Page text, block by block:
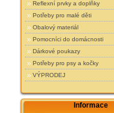
Reflexní prvky a doplňky
Potřeby pro malé děti
Obalový materiál
Pomocníci do domácnosti
Dárkové poukazy
Potřeby pro psy a kočky
VÝPRODEJ
Informace